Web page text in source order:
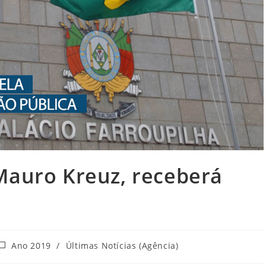
Kreuz, receberá
Ano 2019 / Últimas Notícias (Agência)